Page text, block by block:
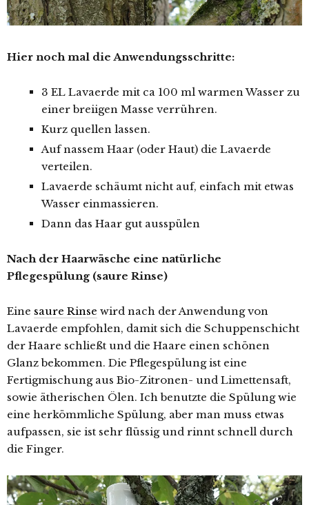
Hier noch mal die Anwendungsschritte:
3 EL Lavaerde mit ca 100 ml warmen Wasser zu
einer breiigen Masse verrühren.
Kurz quellen lassen.
Auf nassem Haar (oder Haut) die Lavaerde
verteilen.
Lavaerde schäumt nicht auf, einfach mit etwas
Wasser einmassieren.
Dann das Haar gut ausspülen
Nach der Haarwäsche eine natürliche
Pflegespülung (saure Rinse)
Eine saure Rinse wird nach der Anwendung von
Lavaerde empfohlen, damit sich die Schuppenschicht
der Haare schließt und die Haare einen schönen
Glanz bekommen. Die Pflegespülung ist eine
Fertigmischung aus Bio-Zitronen- und Limettensaft,
sowie ätherischen Ölen. Ich benutzte die Spülung wie
eine herkömmliche Spülung, aber man muss etwas
aufpassen, sie ist sehr flüssig und rinnt schnell durch
die Finger.